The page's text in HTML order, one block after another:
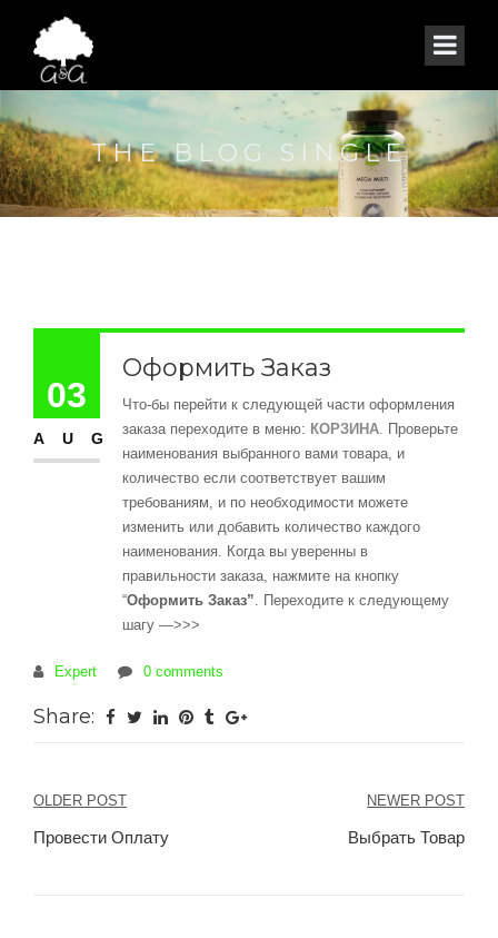
THE BLOG SINGLE
03
AUG
Оформить Заказ
Что-бы перейти к следующей части оформления
заказа переходите в меню: КОРЗИНА. Проверьте
наименования выбранного вами товара, и
количество если соответствует вашим
требованиям, и по необходимости можете
изменить или добавить количество каждого
наименования. Когда вы уверенны в
правильности заказа, нажмите на кнопку
“Оформить Заказ”. Переходите к следующему
шагу —>>>
Expert 0 comments
Share:
Навигация
по
OLDER POST
Провести Оплату
NEWER POST
Выбрать Товар